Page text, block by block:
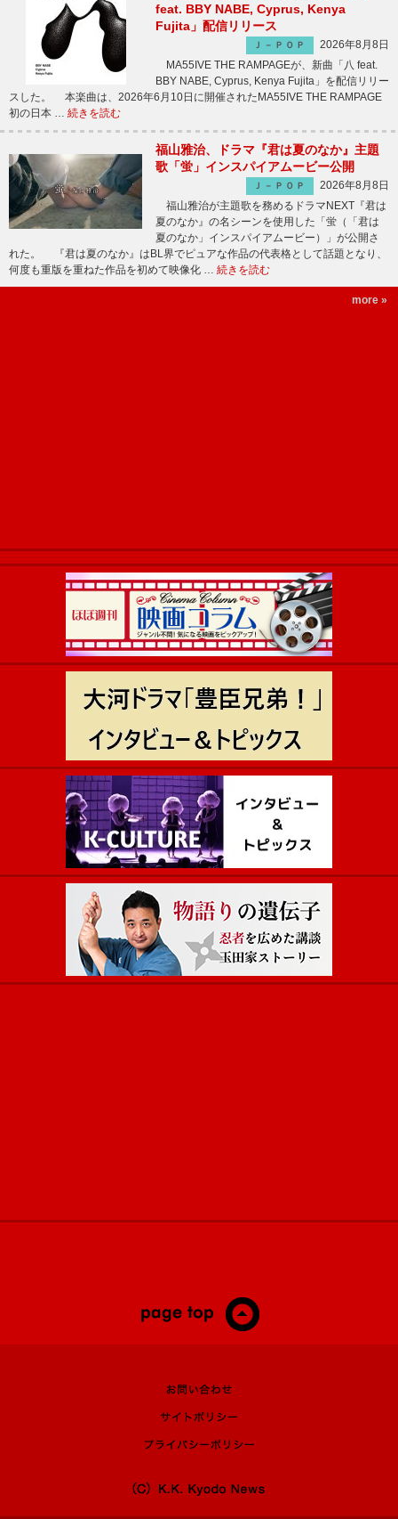
feat. BBY NABE, Cyprus, Kenya
Fujita」配信リリース
Ｊ－ＰＯＰ
2026年8月8日
MA55IVE THE RAMPAGEが、新曲「八 feat.
BBY NABE, Cyprus, Kenya Fujita」を配信リリー
スした。 本楽曲は、2026年6月10日に開催されたMA55IVE THE RAMPAGE
初の日本 … 続きを読む
福山雅治、ドラマ『君は夏のなか』主題
歌「蛍」インスパイアムービー公開
Ｊ－ＰＯＰ
2026年8月8日
福山雅治が主題歌を務めるドラマNEXT『君は
夏のなか』の名シーンを使用した「蛍（「君は
夏のなか」インスパイアムービー）」が公開さ
れた。 『君は夏のなか』はBL界でピュアな作品の代表格として話題となり、
何度も重版を重ねた作品を初めて映像化 … 続きを読む
more »